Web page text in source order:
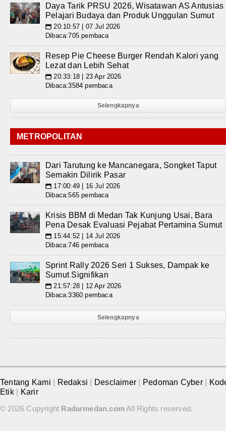
Daya Tarik PRSU 2026, Wisatawan AS Antusias
Pelajari Budaya dan Produk Unggulan Sumut
📅 20:10:57 | 07 Jul 2026
Dibaca:705 pembaca
Resep Pie Cheese Burger Rendah Kalori yang
Lezat dan Lebih Sehat
📅 20:33:18 | 23 Apr 2026
Dibaca:3584 pembaca
Selengkapnya
METROPOLITAN
Dari Tarutung ke Mancanegara, Songket Taput
Semakin Dilirik Pasar
📅 17:00:49 | 16 Jul 2026
Dibaca:565 pembaca
Krisis BBM di Medan Tak Kunjung Usai, Bara
Pena Desak Evaluasi Pejabat Pertamina Sumut
📅 15:44:52 | 14 Jul 2026
Dibaca:746 pembaca
Sprint Rally 2026 Seri 1 Sukses, Dampak ke
Sumut Signifikan
📅 21:57:28 | 12 Apr 2026
Dibaca:3360 pembaca
Selengkapnya
Tentang Kami Redaksi Desclaimer Pedoman Cyber
Etik
Karir
© 2026 Copyright Radarmedan.comAll Rights reserved.